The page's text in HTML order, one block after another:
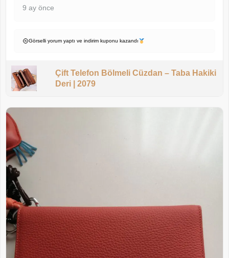
9 ay önce
Görselli yorum yaptı ve indirim kuponu kazandı
Çift Telefon Bölmeli Cüzdan – Taba Hakiki
Deri | 2079